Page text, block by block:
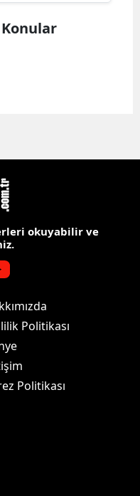
okuyabilir ve
Politikası
Politikası